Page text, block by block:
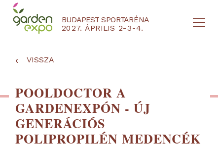
BUDAPEST SPORTARÉNA
2027. ÁPRILIS 2-3-4.
‹ VISSZA
POOLDOCTOR A
GARDENEXPÓN - ÚJ
GENERÁCIÓS
POLIPROPILÉN MEDENCÉK